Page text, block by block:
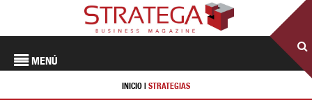
MENÚ
INICIO | STRATEGIAS